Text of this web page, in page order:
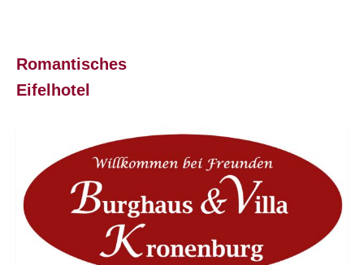
Romantisches
Eifelhotel